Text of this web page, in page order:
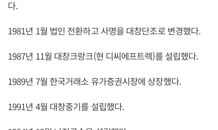
다.
1981년 1월 법인 전환하고 사명을 대창단조로 변경했다.
1987년 11월 대창크랑크(현 디씨에프트렉)를 설립했다.
1989년 7월 한국거래소 유가증권시장에 상장했다.
1991년 4월 대창중기를 설립했다.